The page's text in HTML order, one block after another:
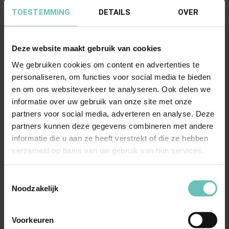
TOESTEMMING DETAILS OVER
Deze website maakt gebruik van cookies
We gebruiken cookies om content en advertenties te
personaliseren, om functies voor social media te bieden
en om ons websiteverkeer te analyseren. Ook delen we
informatie over uw gebruik van onze site met onze
partners voor social media, adverteren en analyse. Deze
partners kunnen deze gegevens combineren met andere
informatie die u aan ze heeft verstrekt of die ze hebben
verzameld op basis van uw gebruik van hun services.
Noodzakelijk
Voorkeuren
29 JULI 2024
Jeroen Bosch Summit 2024: Familiebedrijven
anno 2024
Woensdag 6 maart jl. heeft de derde editie van het
𝐉𝐞𝐫𝐨𝐞𝐧 𝐁𝐨𝐬𝐜𝐡 𝐒𝐮𝐦𝐦𝐢𝐭 plaatsgevond...